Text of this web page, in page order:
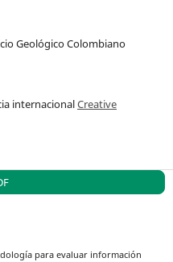
Geológico Colombiano
internacionalCreative
para evaluar información